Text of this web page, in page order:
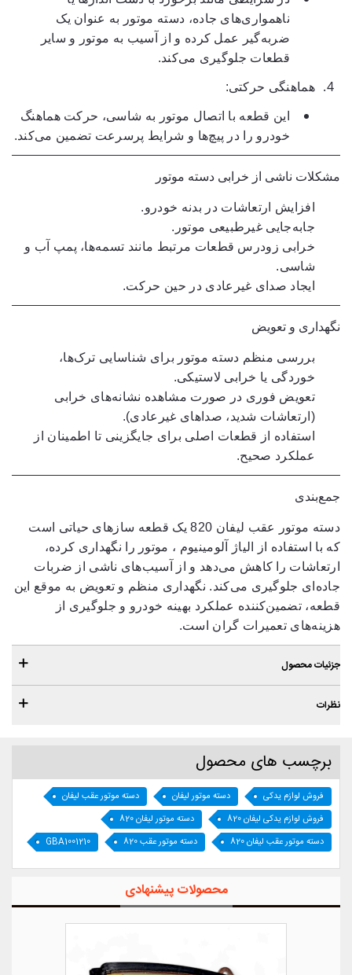
ناهمواری‌های جاده، دسته موتور به عنوان یک
ضربه‌گیر
عمل کرده و از آسیب به موتور و سایر
قطعات جلوگیری می‌کند.
هماهنگی حرکتی:
این قطعه با اتصال موتور به شاسی، حرکت هماهنگ
خودرو را در پیچ‌ها و شرایط پرسرعت تضمین می‌کند.
مشکلات ناشی از خرابی دسته موتور
افزایش ارتعاشات در بدنه خودرو.
جابه‌جایی غیرطبیعی موتور.
خرابی زودرس قطعات مرتبط مانند تسمه‌ها، پمپ آب و
شاسی.
ایجاد صدای غیرعادی در حین حرکت.
نگهداری و تعویض
بررسی منظم دسته موتور برای شناسایی ترک‌ها،
خوردگی یا خرابی لاستیکی.
تعویض فوری در صورت مشاهده نشانه‌های خرابی
(ارتعاشات شدید، صداهای غیرعادی).
استفاده از قطعات اصلی برای جایگزینی تا اطمینان از
عملکرد صحیح.
جمع‌بندی
دسته موتور عقب لیفان 820 یک قطعه سازهای حیاتی است
که با استفاده از
الیاژ آلومینیوم ، موتور را نگهداری کرده،
ارتعاشات را کاهش می‌دهد و از آسیب‌های ناشی از ضربات
جاده‌ای جلوگیری می‌کند. نگهداری منظم و تعویض به موقع این
قطعه، تضمین‌کننده عملکرد بهینه خودرو و جلوگیری از
هزینه‌های تعمیرات گران است.
جزئیات محصول
نظرات
برچسب های محصول
فروش لوازم یدکی دسته موتور لیفان
دسته موتور عقب لیفان
فروش لوازم یدکی لیفان 820
دسته موتور لیفان 820
دسته موتور عقب لیفان 820
دسته موتور عقب 820 GBA1001210
محصولات پیشنهادی